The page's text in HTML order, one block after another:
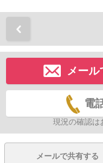
メール
電
現況の確認は
メールで共有する